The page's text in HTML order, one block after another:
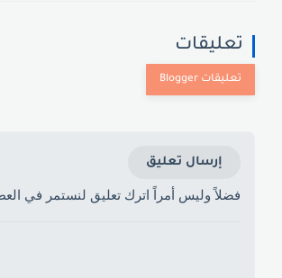
تعليقات
إرسال تعليق
فضلاً وليس أمراً اترك تعليق لنستمر في